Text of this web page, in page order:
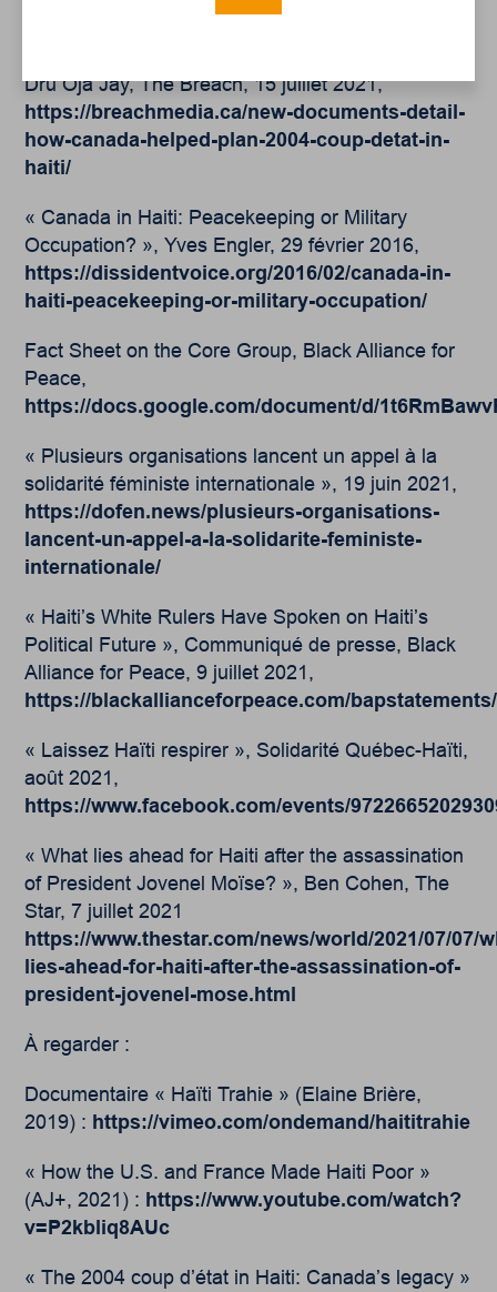
Dru Oja Jay, The Breach, 15 juillet 2021,
https://breachmedia.ca/new-documents-detail-
how-canada-helped-plan-2004-coup-detat-in-
haiti/
« Canada in Haiti: Peacekeeping or Military
Occupation? », Yves Engler, 29 février 2016,
https://dissidentvoice.org/2016/02/canada-in-
haiti-peacekeeping-or-military-occupation/
Fact Sheet on the Core Group, Black Alliance for
Peace,
https://docs.google.com/document/d/
« Plusieurs organisations lancent un appel à la
solidarité féministe internationale », 19 juin 2021,
https://dofen.news/plusieurs-organisations-
lancent-un-appel-a-la-solidarite-feministe-
internationale/
« Haiti’s White Rulers Have Spoken on Haiti’s
Political Future », Communiqué de presse, Black
Alliance for Peace, 9 juillet 2021,
https://blackallianceforpeace.com/
« Laissez Haïti respirer », Solidarité Québec-Haïti,
août 2021,
https://www.facebook.com/events/
« What lies ahead for Haiti after the assassination
of President Jovenel Moïse? », Ben Cohen, The
Star, 7 juillet 2021
https://www.thestar.com/news/world/2021/07/07/
lies-ahead-for-haiti-after-the-assassination-of-
president-jovenel-mose.html
À regarder :
Documentaire « Haïti Trahie » (Elaine Brière,
2019) : https://vimeo.com/ondemand/haititrahie
« How the U.S. and France Made Haiti Poor »
(AJ+, 2021) : https://www.youtube.com/watch?
v=P2kbliq8AUc
« The 2004 coup d’état in Haiti: Canada’s legacy »